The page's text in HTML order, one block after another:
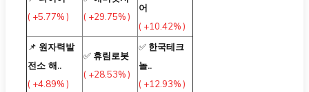
( +5.77% )
( +29.75% )
어
( +10.42% )
📌 원자력발
전소 해..
( +4.89% )
✅ 휴림로봇
( +28.53% )
✅ 한국테크
놀..
( +12.93% )